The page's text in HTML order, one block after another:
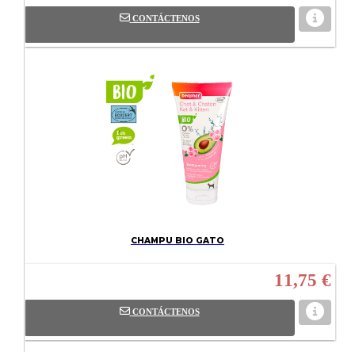
CONTÁCTENOS
CHAMPU BIO GATO
11,75 €
CONTÁCTENOS